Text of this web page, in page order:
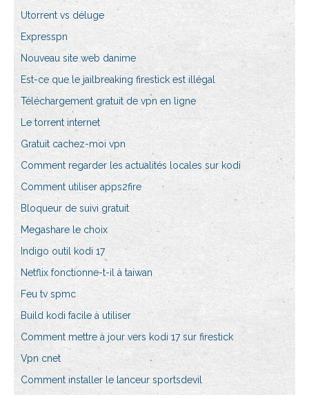
Utorrent vs déluge
Expresspn
Nouveau site web danime
Est-ce que le jailbreaking firestick est illégal
Téléchargement gratuit de vpn en ligne
Le torrent internet
Gratuit cachez-moi vpn
Comment regarder les actualités locales sur kodi
Comment utiliser apps2fire
Bloqueur de suivi gratuit
Megashare le choix
Indigo outil kodi 17
Netflix fonctionne-t-il à taiwan
Feu tv spmc
Build kodi facile à utiliser
Comment mettre à jour vers kodi 17 sur firestick
Vpn cnet
Comment installer le lanceur sportsdevil